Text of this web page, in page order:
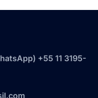
+55 11 3195-